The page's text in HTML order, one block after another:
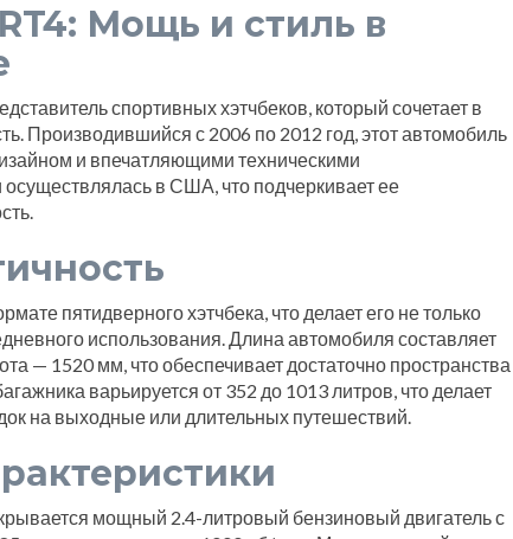
Мощь и стиль в
спортивных хэтчбеков, который сочетает в
Производившийся с 2006 по 2012 год, этот автомобиль
и впечатляющими техническими
в США, что подчеркивает ее
пятидверного хэтчбека, что делает его не только
использования. Длина автомобиля составляет
— 1520 мм, что обеспечивает достаточно пространства
варьируется от 352 до 1013 литров, что делает
на выходные или длительных путешествий.
мощный 2.4-литровый бензиновый двигатель с